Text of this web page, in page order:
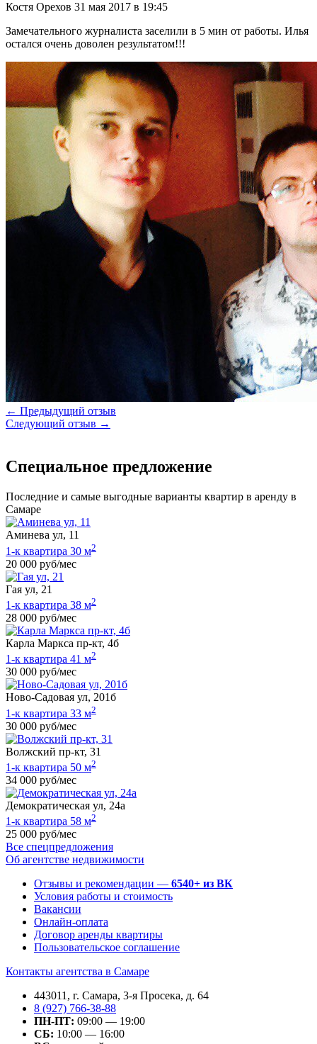
Костя Орехов 31 мая 2017 в 19:45
Замечательного журналиста заселили в 5 мин от работы. Илья
остался очень доволен результатом!!!
← Предыдущий отзыв
Следующий отзыв →
Специальное предложение
Последние и самые выгодные варианты квартир в аренду в
Самаре
Аминева ул, 11
1-к квартира 30 м2
20 000 руб/мес
Гая ул, 21
1-к квартира 38 м2
28 000 руб/мес
Карла Маркса пр-кт, 4б
1-к квартира 41 м2
30 000 руб/мес
Ново-Садовая ул, 201б
1-к квартира 33 м2
30 000 руб/мес
Волжский пр-кт, 31
1-к квартира 50 м2
34 000 руб/мес
Демократическая ул, 24а
1-к квартира 58 м2
25 000 руб/мес
Все спецпредложения
Об агентстве недвижимости
Отзывы и рекомендации — 6540+ из ВК
Условия работы и стоимость
Вакансии
Онлайн-оплата
Договор аренды квартиры
Пользовательское соглашение
Контакты агентства в Самаре
443011, г. Самара, 3-я Просека, д. 64
8 (927) 766-38-88
ПН-ПТ: 09:00 — 19:00
СБ: 10:00 — 16:00